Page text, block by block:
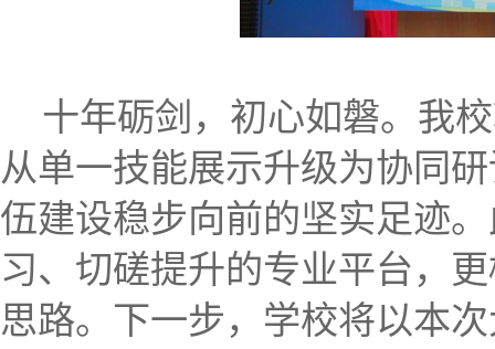
十年砺剑，初心如磐。我
从单一技能展示升级为协同
伍建设稳步向前的坚实足迹
习、切磋提升的专业平台，
思路。下一步，学校将以本